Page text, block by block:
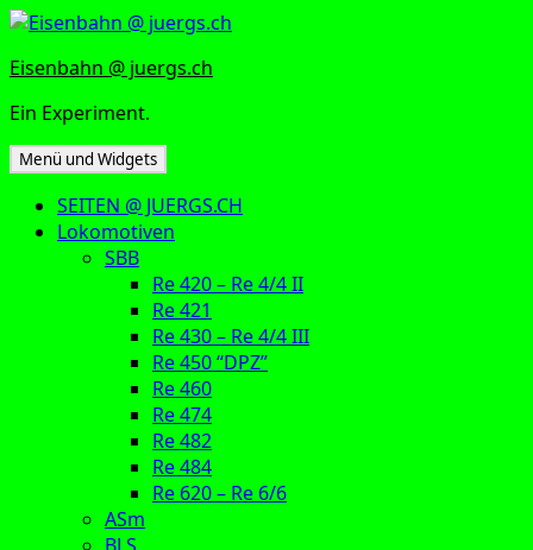
Zum
springen
Eisenbahn @ juergs.ch
Ein Experiment.
Menü und Widgets
SEITEN @ JUERGS.CH
Lokomotiven
SBB
Re 420 – Re 4/4 II
Re 421
Re 430 – Re 4/4 III
Re 450 “DPZ”
Re 460
Re 474
Re 482
Re 484
Re 620 – Re 6/6
ASm